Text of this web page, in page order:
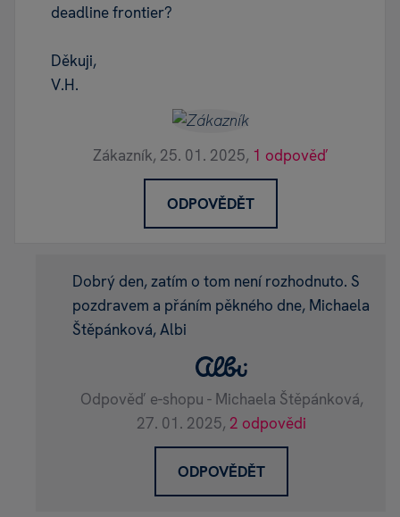
deadline frontier?
Děkuji,
V.H.
Zákazník, 25. 01. 2025, 1 odpověď
ODPOVĚDĚT
Dobrý den, zatím o tom není rozhodnuto. S
pozdravem a přáním pěkného dne, Michaela
Štěpánková, Albi
Odpověď e-shopu - Michaela Štěpánková,
27. 01. 2025, 2 odpovědi
ODPOVĚDĚT